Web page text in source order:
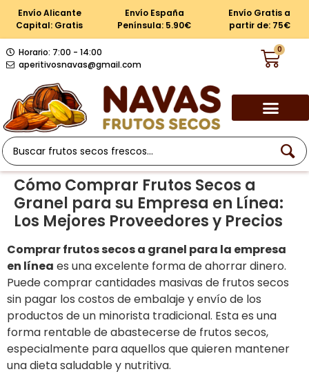
Envío Alicante
Capital: Gratis
Envío España
Península: 5.90€
Envío Gratis a
partir de: 75€
Horario: 7:00 - 14:00
aperitivosnavas@gmail.com
0
Cómo Comprar Frutos Secos a
Granel para su Empresa en Línea:
Los Mejores Proveedores y Precios
Comprar frutos secos a granel para la empresa
en línea es una excelente forma de ahorrar dinero.
Puede comprar cantidades masivas de frutos secos
sin pagar los costos de embalaje y envío de los
productos de un minorista tradicional. Esta es una
forma rentable de abastecerse de frutos secos,
especialmente para aquellos que quieren mantener
una dieta saludable y nutritiva.